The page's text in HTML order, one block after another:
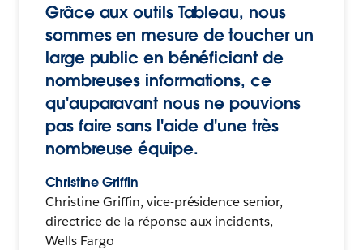
Grâce aux outils Tableau, nous
sommes en mesure de toucher un
large public en bénéficiant de
nombreuses informations, ce
qu'auparavant nous ne pouvions
pas faire sans l'aide d'une très
nombreuse équipe.
Christine Griffin
Christine Griffin, vice-présidence senior,
directrice de la réponse aux incidents,
Wells Fargo